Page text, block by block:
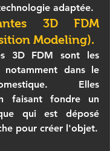
adaptée.
3D FDM
Modeling).
3D FDM sont les
notamment dans le
Elles
faisant fondre un
qui est déposé
pour créer l'objet.